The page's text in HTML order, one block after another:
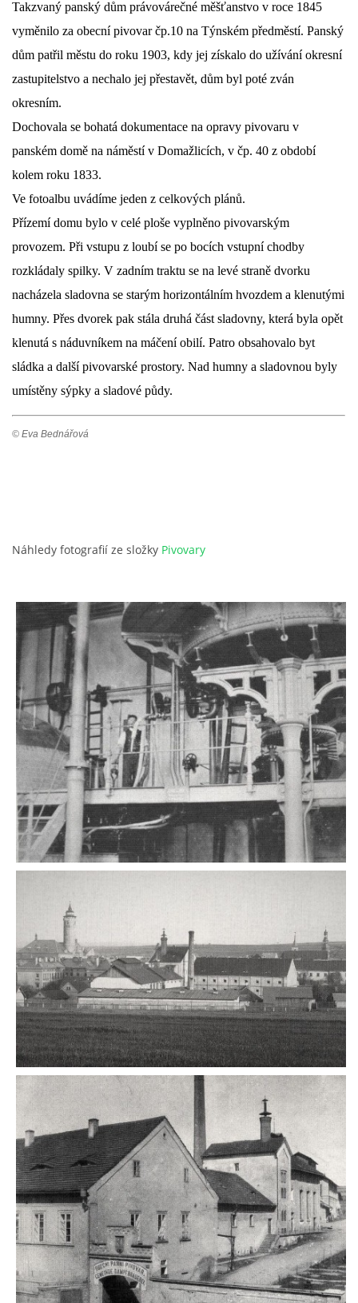
DŮL NA SLÍDU (NA KOLE)
Kontakt:
tel. 773 916 275
info@domdej.cz
--------------------------------------------------------------
Tento projekt je realizován za finanční podpory
města Domažlice.
© 2026 eStránky.cz | Aktualizováno: 17. 7. 2026 Nahoru ↑
Takzvaný panský dům právovárečné měšťanstvo v roce 1845
vyměnilo za obecní pivovar čp.10 na Týnském předměstí. Panský
dům patřil městu do roku 1903, kdy jej získalo do užívání okresní
zastupitelstvo a nechalo jej přestavět, dům byl poté zván
okresním.
Dochovala se bohatá dokumentace na opravy pivovaru v
panském domě na náměstí v Domažlicích, v čp. 40 z období
kolem roku 1833.
Ve fotoalbu uvádíme jeden z celkových plánů.
Přízemí domu bylo v celé ploše vyplněno pivovarským
provozem. Při vstupu z loubí se po bocích vstupní chodby
rozkládaly spilky. V zadním traktu se na levé straně dvorku
nacházela sladovna se starým horizontálním hvozdem a klenutými
humny. Přes dvorek pak stála druhá část sladovny, která byla opět
klenutá s náduvníkem na máčení obilí. Patro obsahovalo byt
sládka a další pivovarské prostory. Nad humny a sladovnou byly
umístěny sýpky a sladové půdy.
© Eva Bednářová
Náhledy fotografií ze složky Pivovary